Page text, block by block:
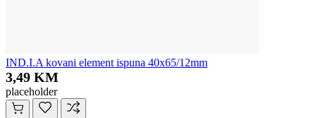
IND.I.A kovani element ispuna 40x65/12mm
3,49 KM
placeholder